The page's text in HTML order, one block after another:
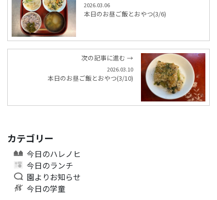
2026.03.06
本日のお昼ご飯とおやつ(3/6)
次の記事に進む →
2026.03.10
本日のお昼ご飯とおやつ(3/10)
カテゴリー
今日のハレノヒ
今日のランチ
園よりお知らせ
今日の学童